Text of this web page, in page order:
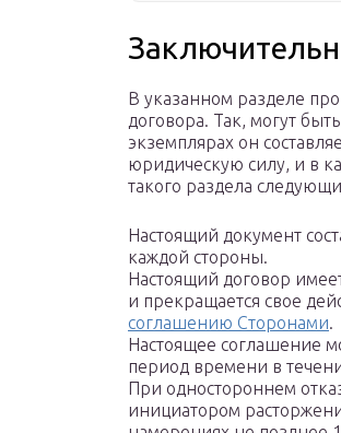
В указанном разделе
договора. Так, могут
экземплярах он
юридическую силу, и в
такого раздела
Настоящий документ
каждой стороны.
Настоящий договор
и прекращается свое
соглашению Сторонами.
Настоящее соглашение
период времени в
При одностороннем
инициатором